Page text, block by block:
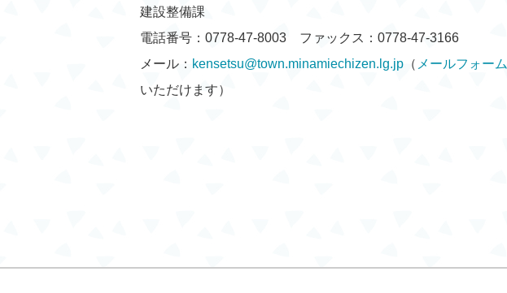
建設整備課
電話番号：0778-47-8003 ファックス：0778-47-3166
メール： kensetsu@town.minamiechizen.lg.jp （ メールフォーム
いただけます）